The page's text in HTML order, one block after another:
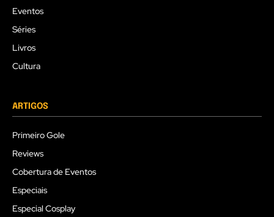
Eventos
Séries
Livros
Cultura
ARTIGOS
Primeiro Gole
Reviews
Cobertura de Eventos
Especiais
Especial Cosplay